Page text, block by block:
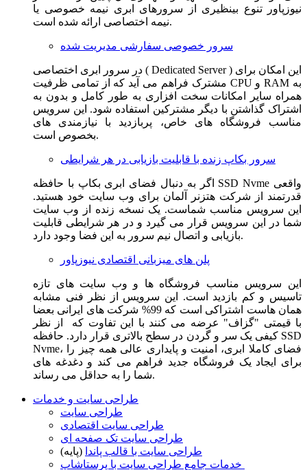
نیوزپاور تنوع بینظیری از سرورهای ابری نیمه خصوصی یا
نیمه اختصاصی ارائه شده است.
سرور خصوصی سفارشی مدیریت شده
در سرور ابری اختصاصی ( Dedicated Server ) این امکان برای
مشترک فراهم می آید که از تمامی ظرفیت CPU و RAM به
همراه سایر امکانات سخت افزاری به طور کامل و بدون به
اشتراک گذاشتن با دیگر مشترکین استفاده شود. این سرویس
مناسب فروشگاه های خاص، پربازدید با نیازمندی های
بخصوص است.
سرور بکاپ زنده با قابلیت بازیابی در هر شرایطی
اگر به دنبال فضای ابری بکاپ با حافظه SSD Nvme واقعی
قدرتمند از شرکت هتزنر آلمان برای وب سایت خود هستید.
این سرویس مناسب شماست. یک نسخه زنده از وب سایت
شما در این سرویس قرار می گیرد و در هر شرایطی قابلیت
بازیابی و اتصال نیم سرور به این فضا وجود دارد.
پلن های میزبانی اقتصادی نیوزپاور
این سرویس مناسب فروشگاه ها و وب سایت های تازه
تاسیس و کم بازدید است. این سرویس از نظر فنی مشابه
همان هاست اشتراکی است که 99% شرکت های ایرانی بعضا
با قیمتی "گزاف" عرضه می کنند با این تفاوت که از نظر
کیفی یک سر و گردن در سطح بالاتری قرار دارد. حافظه SSD
Nvme، فضای کاملا ابری، امنیت و پایداری عالی همه چیز را
برای ایجاد یک فروشگاه جدید فراهم می کند و دغدغه های
شما را به حداقل می رساند.
طراحی سایت و خدمات
طراحی سایت
طراحی سایت اقتصادی
طراحی سایت تک صفحه ای
طراحی سایت با قالب پاندا (پایه)